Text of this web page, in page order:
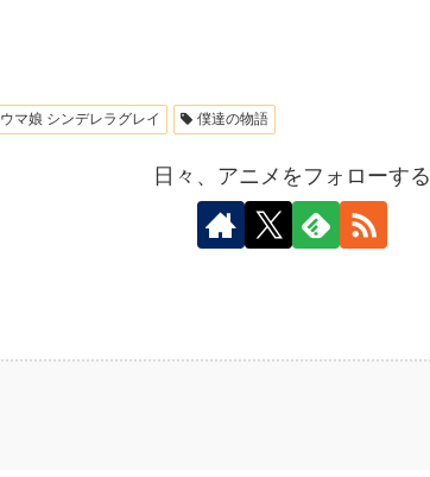
ウマ娘 シンデレラグレイ 僕達の物語
日々、アニメをフォローする